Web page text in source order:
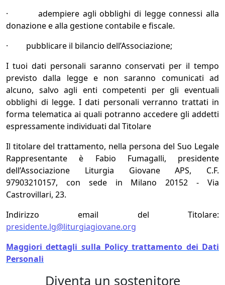
· adempiere agli obblighi di legge connessi alla
donazione e alla gestione contabile e fiscale.
· pubblicare il bilancio dell’Associazione;
I tuoi dati personali saranno conservati per il tempo
previsto dalla legge e non saranno comunicati ad
alcuno, salvo agli enti competenti per gli eventuali
obblighi di legge. I dati personali verranno trattati in
forma telematica ai quali potranno accedere gli addetti
espressamente individuati dal Titolare
Il titolare del trattamento, nella persona del Suo Legale
Rappresentante è Fabio Fumagalli, presidente
dell’Associazione Liturgia Giovane APS, C.F.
97903210157, con sede in Milano 20152 - Via
Castrovillari, 23.
Indirizzo email del Titolare:
presidente.lg@liturgiagiovane.org
Maggiori dettagli sulla Policy trattamento dei Dati
Personali
Diventa un sostenitore